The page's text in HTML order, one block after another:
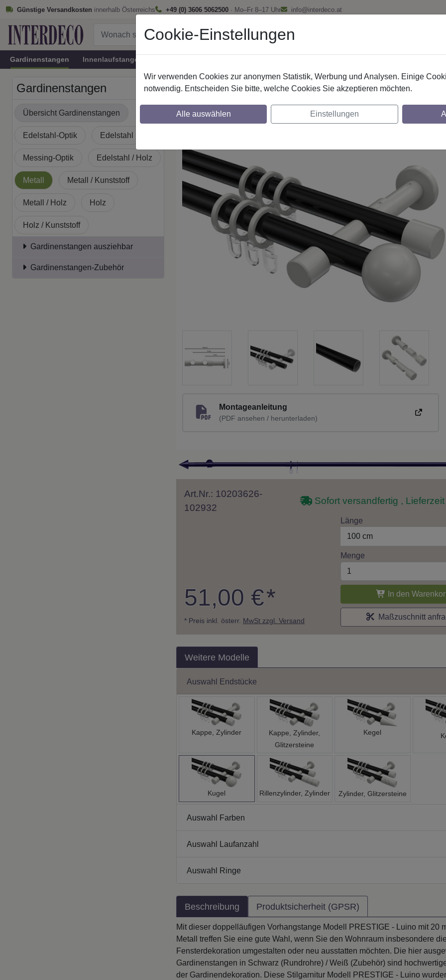
Günstige Versandkosten innerhalb Österreichs +49 (0) 3606 5062500 · Mo–Fr 8–17 Uhr info@interdeco.at
Gardinenstangen Innenlaufstangen
Gardinenstangen
Übersicht Gardinenstangen
Edelstahl-Optik Edelstahl
Messing-Optik Edelstahl / Holz
Metall Metall / Kunststoff
Metall / Holz Holz
Holz / Kunststoff
Gardinenstangen ausziehbar
Gardinenstangen-Zubehör
Gardinenstangen Metall
Gardinenstangen aus Metall in 20 mm Ø, 2-
Weiß
Montageanleitung
(PDF ansehen / herunterladen)
Art.Nr.: 10203626-
102932
Sofort versandfertig ,
51,00 €*
* Preis inkl. österr. MwSt zzgl. Versand
Länge
100 cm
Menge
In den
Maßzuschnitt
Weitere Modelle
Auswahl Endstücke
Kappe, Zylinder
Kappe, Zylinder,
Glitzersteine
Kegel
Kugel Rillenzylinder, Zylinder Zylinder, Glitzersteine
Auswahl Farben
Auswahl Laufanzahl
Auswahl Ringe
Beschreibung Produktsicherheit (GPSR)
Mit dieser doppelläufigen Vorhangstange Modell PRESTIGE - Luino mit 20
Metall treffen Sie eine gute Wahl, wenn Sie den Wohnraum insbesondere die
Fensterdekoration umgestalten oder neu ausstatten möchten. Die hier
Gardinenstangen in Schwarz (Rundrohre) / Weiß (Zubehör) sind
der Gardinendekoration. Diese Stilgarnitur Modell PRESTIGE - Luino
Cookie-Einstellungen
Wir verwenden Cookies zur anonymen Statistik, Werbung und Analysen. Einige
notwendig. Entscheiden Sie bitte, welche Cookies Sie akzeptieren möchten.
Alle auswählen Einstellungen